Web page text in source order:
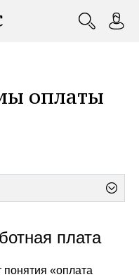
оплаты
плата
«оплата